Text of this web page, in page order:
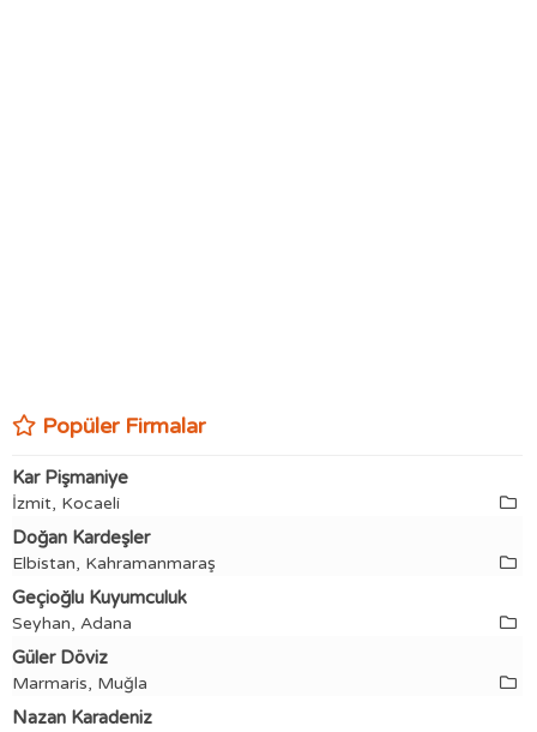
Popüler Firmalar
Kar Pişmaniye
İzmit, Kocaeli
Doğan Kardeşler
Elbistan, Kahramanmaraş
Geçioğlu Kuyumculuk
Seyhan, Adana
Güler Döviz
Marmaris, Muğla
Nazan Karadeniz